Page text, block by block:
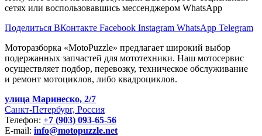
сетях или воспользовавшись мессенджером WhatsApp
Поделиться ВКонтакте Facebook Instagram WhatsApp Telegram
Моторазборка «MotoPuzzle» предлагает широкий выбор
подержанных запчастей для мототехники. Наш мотосервис
осуществляет подбор, перевозку, техническое обслуживание
и ремонт мотоциклов, либо квадроциклов.
улица Маринеско, 2/7
Санкт-Петербург, Россия
Телефон: +7 (903) 093-65-56
E-mail: info@motopuzzle.net